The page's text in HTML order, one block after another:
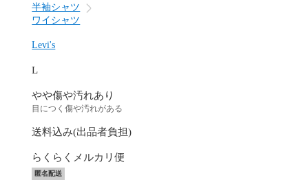
半袖シャツ
ワイシャツ
Levi's
L
やや傷や汚れあり
目につく傷や汚れがある
送料込み(出品者負担)
らくらくメルカリ便
匿名配送